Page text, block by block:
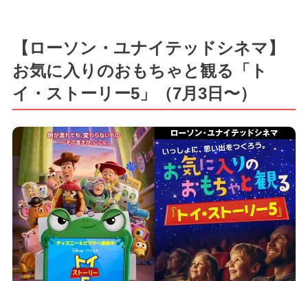
【ローソン・ユナイテッドシネマ】
お気に入りのおもちゃと観る「ト
イ・ストーリー5」（7月3日〜）